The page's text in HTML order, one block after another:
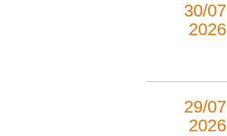
30/07
2026
29/07
2026